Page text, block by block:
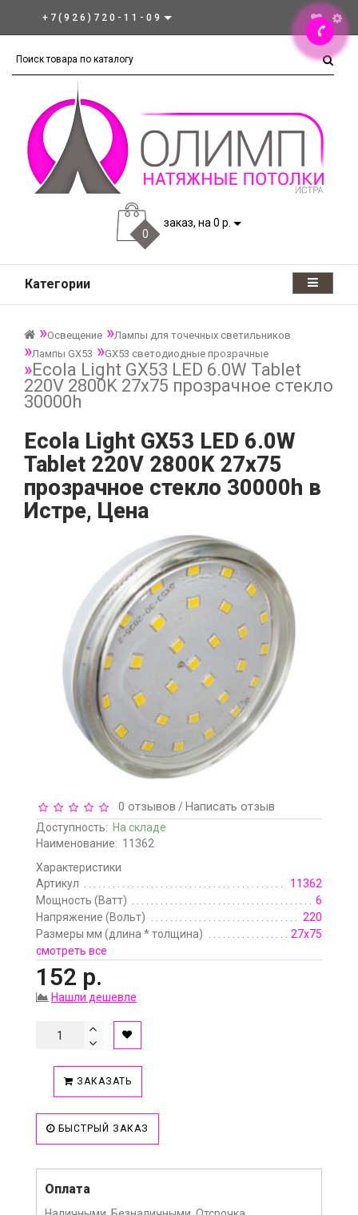
+7(926)720-11-09
0
заказ, на 0 р.
Категории
Освещение
Лампы для точечных светильников
Лампы GX53
GX53 светодиодные прозрачные
Ecola Light GX53 LED 6.0W Tablet
220V 2800K 27x75 прозрачное стекло
30000h
Ecola Light GX53 LED 6.0W
Tablet 220V 2800K 27x75
прозрачное стекло 30000h в
Истре, Цена
0 отзывов /Написать отзыв
Доступность: На складе
Наименование: 11362
Характеристики
Артикул
11362
Мощность (Ватт)
6
Напряжение (Вольт)
220
Размеры мм (длина * толщина)
27х75
смотреть все
152 р.
Нашли дешевле
ЗАКАЗАТЬ
БЫСТРЫЙ ЗАКАЗ
Оплата